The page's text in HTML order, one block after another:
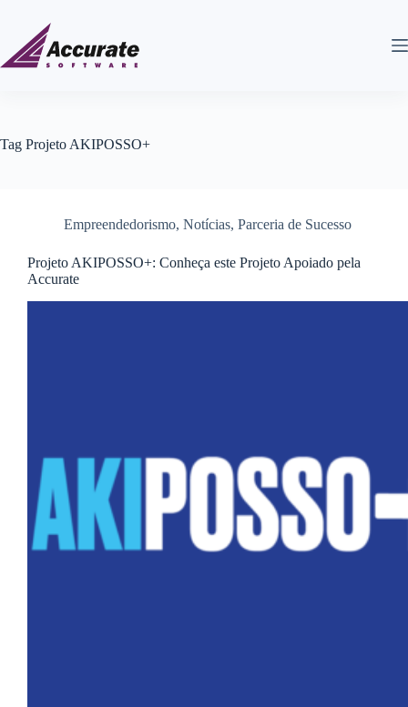
Tag Projeto AKIPOSSO+
Empreendedorismo, Notícias, Parceria de Sucesso
Projeto AKIPOSSO+: Conheça este Projeto Apoiado pela
Accurate